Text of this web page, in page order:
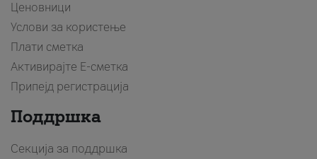
Ценовници
Услови за користење
Плати сметка
Активирајте Е-сметка
Припејд регистрација
Поддршка
Секција за поддршка